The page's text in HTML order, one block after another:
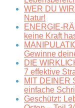
WER DU
Natur!
ENERGIE-
keine Kraft
Gewinne
DIE
7 effektive
MIT DEINER
einfache
Geschützt: